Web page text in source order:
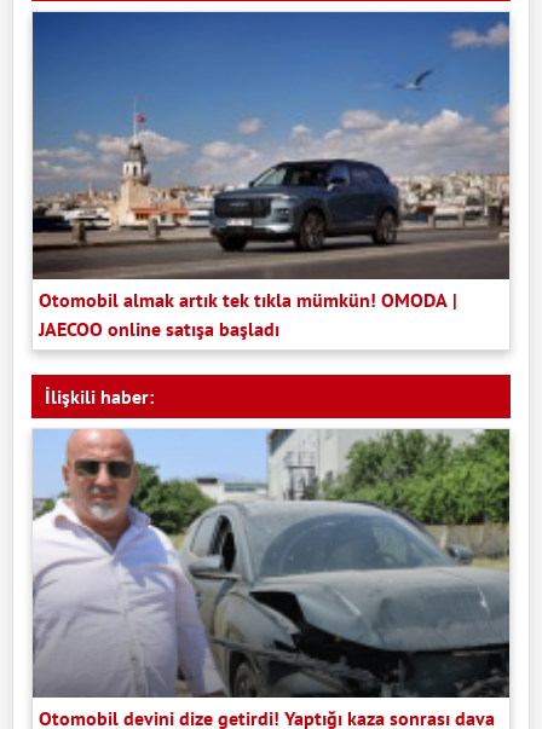
Otomobil almak artık tek tıkla mümkün! OMODA |
JAECOO online satışa başladı
İlişkili haber:
Otomobil devini dize getirdi! Yaptığı kaza sonrası dava